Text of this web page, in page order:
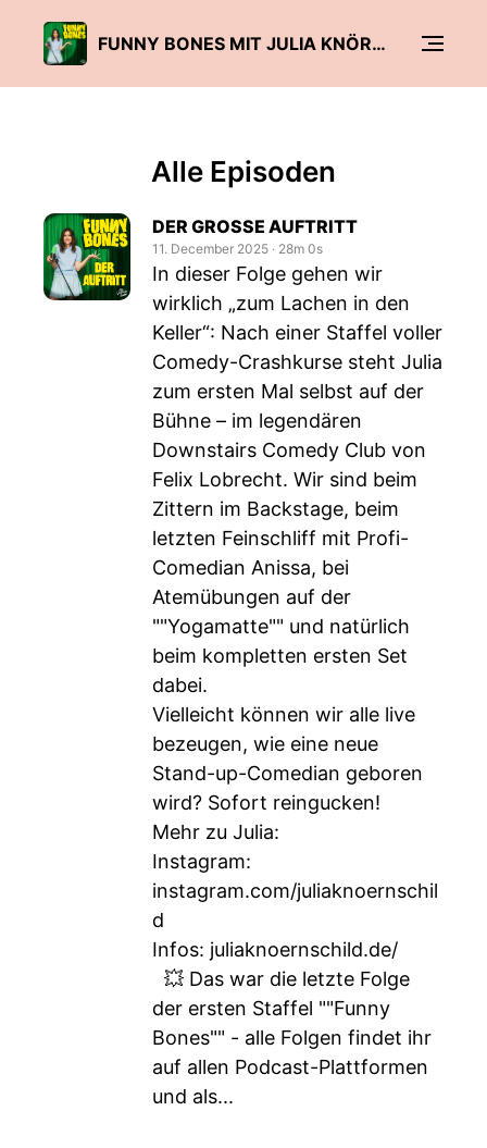
FUNNY BONES MIT JULIA KNÖRNSCHILD
Alle Episoden
DER GROSSE AUFTRITT
11. December 2025 ‧ 28m 0s
In dieser Folge gehen wir
wirklich „zum Lachen in den
Keller“: Nach einer Staffel voller
Comedy-Crashkurse steht Julia
zum ersten Mal selbst auf der
Bühne – im legendären
Downstairs Comedy Club von
Felix Lobrecht. Wir sind beim
Zittern im Backstage, beim
letzten Feinschliff mit Profi-
Comedian Anissa, bei
Atemübungen auf der
""Yogamatte"" und natürlich
beim kompletten ersten Set
dabei.
Vielleicht können wir alle live
bezeugen, wie eine neue
Stand-up-Comedian geboren
wird? Sofort reingucken!
Mehr zu Julia:
Instagram:
instagram.com/juliaknoernschil
d
Infos: juliaknoernschild.de/
💥 Das war die letzte Folge
der ersten Staffel ""Funny
Bones"" - alle Folgen findet ihr
auf allen Podcast-Plattformen
und als...